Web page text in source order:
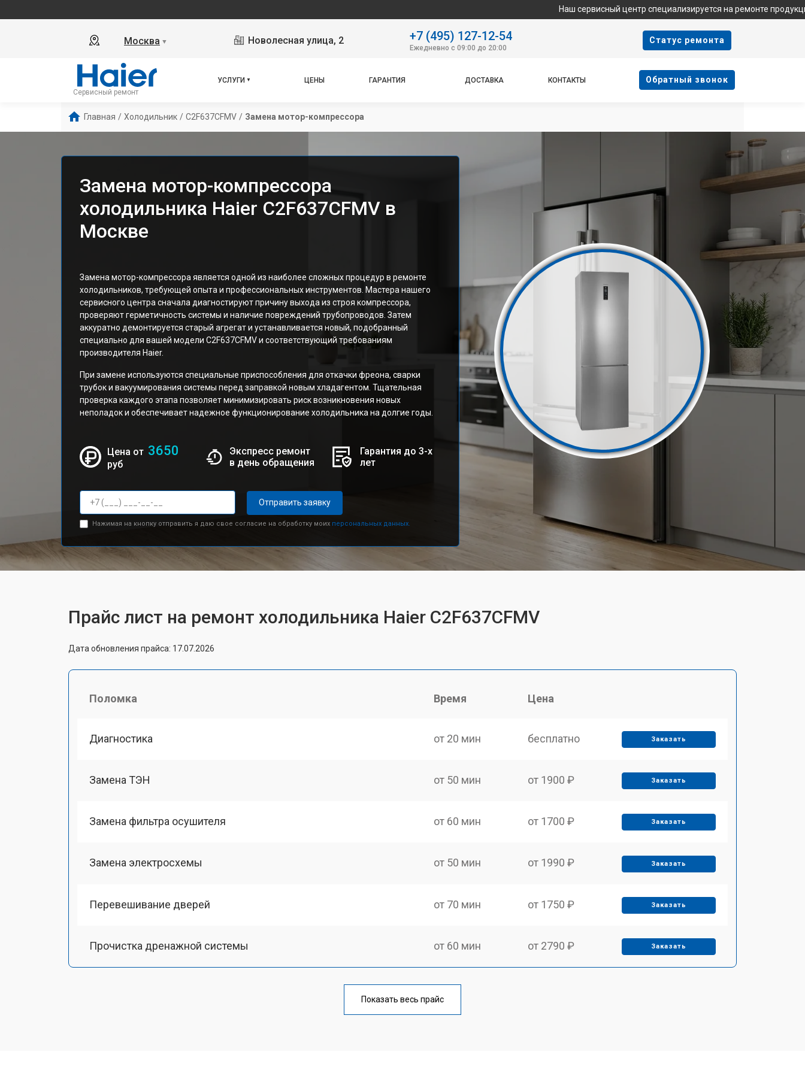
Наш сервисный центр специализируется на ремонте продукции Haier
Москва ▼ Новолесная улица, 2 +7 (495) 127-12-54
Ежедневно с 09:00 до 20:00
Cтатус ремонта
Сервисный ремонт
УСЛУГИ ЦЕНЫ ГАРАНТИЯ ДОСТАВКА КОНТАКТЫ Oбратный звонок
Главная / Холодильник / C2F637CFMV / Замена мотор-компрессора
Замена мотор-компрессора
холодильника Haier C2F637CFMV в
Москве
Замена мотор-компрессора является одной из наиболее сложных процедур в ремонте
холодильников, требующей опыта и профессиональных инструментов. Мастера нашего
сервисного центра сначала диагностируют причину выхода из строя компрессора,
проверяют герметичность системы и наличие повреждений трубопроводов. Затем
аккуратно демонтируется старый агрегат и устанавливается новый, подобранный
специально для вашей модели C2F637CFMV и соответствующий требованиям
производителя Haier.
При замене используются специальные приспособления для откачки фреона, сварки
трубок и вакуумирования системы перед заправкой новым хладагентом. Тщательная
проверка каждого этапа позволяет минимизировать риск возникновения новых
неполадок и обеспечивает надежное функционирование холодильника на долгие годы.
Цена от 3650
руб
Экспресс ремонт
в день обращения
Гарантия до 3-х
лет
Отправить заявку
Нажимая на кнопку отправить я даю свое согласие на обработку моих персональных данных.
Прайс лист на ремонт холодильника Haier C2F637CFMV
Дата обновления прайса: 17.07.2026
Поломка Время Цена
Диагностика от 20 мин бесплатно Заказать
Замена ТЭН от 50 мин от 1900 ₽ Заказать
Замена фильтра осушителя от 60 мин от 1700 ₽ Заказать
Замена электросхемы от 50 мин от 1990 ₽ Заказать
Перевешивание дверей от 70 мин от 1750 ₽ Заказать
Прочистка дренажной системы от 60 мин от 2790 ₽ Заказать
от 60 мин
Показать весь прайс